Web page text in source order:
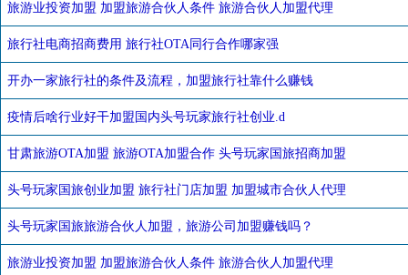
旅游业投资加盟 加盟旅游合伙人条件 旅游合伙人加盟代理
旅行社电商招商费用 旅行社OTA同行合作哪家强
开办一家旅行社的条件及流程，加盟旅行社靠什么赚钱
疫情后啥行业好干加盟国内头号玩家旅行社创业.d
甘肃旅游OTA加盟 旅游OTA加盟合作 头号玩家国旅招商加盟
头号玩家国旅创业加盟 旅行社门店加盟 加盟城市合伙人代理
头号玩家国旅旅游合伙人加盟，旅游公司加盟赚钱吗？
旅游业投资加盟 加盟旅游合伙人条件 旅游合伙人加盟代理